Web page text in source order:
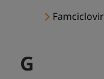
Famciclovir
G